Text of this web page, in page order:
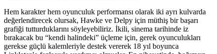
Hem karakter hem oyunculuk performansı olarak iki ayrı kulvarda
değerlendirecek olursak, Hawke ve Delpy için müthiş bir başarı
grafiği tutturduklarını söyleyebiliriz. İkili, sinema tarihinde iz
bırakacak bu “kendi halindeki” üçleme için, gerek oyunculukları
gerekse güçlü kalemleriyle destek vererek 18 yıl boyunca